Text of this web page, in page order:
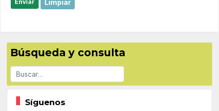
Enviar Limpiar
Búsqueda y consulta
Buscar
Síguenos